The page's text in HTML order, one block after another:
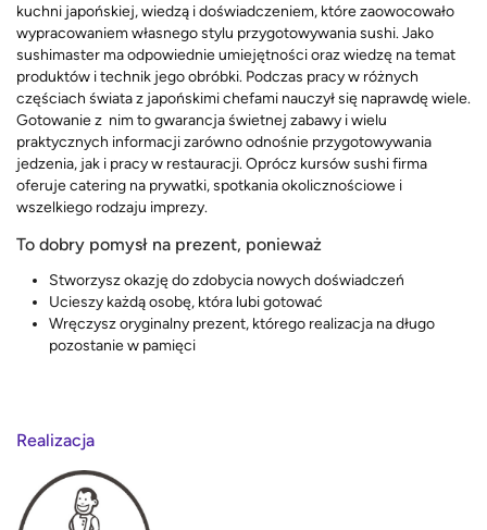
kuchni japońskiej, wiedzą i doświadczeniem, które zaowocowało
wypracowaniem własnego stylu przygotowywania sushi. Jako
sushimaster ma odpowiednie umiejętności oraz wiedzę na temat
produktów i technik jego obróbki. Podczas pracy w różnych
częściach świata z japońskimi chefami nauczył się naprawdę wiele.
Gotowanie z nim to gwarancja świetnej zabawy i wielu
praktycznych informacji zarówno odnośnie przygotowywania
jedzenia, jak i pracy w restauracji. Oprócz kursów sushi firma
oferuje catering na prywatki, spotkania okolicznościowe i
wszelkiego rodzaju imprezy.
To dobry pomysł na prezent, ponieważ
Stworzysz okazję do zdobycia nowych doświadczeń
Ucieszy każdą osobę, która lubi gotować
Wręczysz oryginalny prezent, którego realizacja na długo
pozostanie w pamięci
Realizacja